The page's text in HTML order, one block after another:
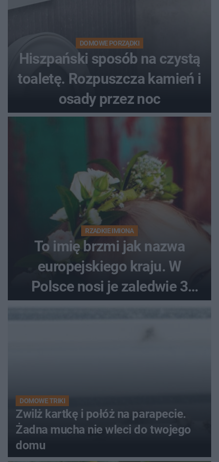
DOMOWE PORZĄDKI
Hiszpański sposób na czystą
toaletę. Rozpuszcza kamień i
osady przez noc
RZADKIE IMIONA
To imię brzmi jak nazwa
europejskiego kraju. W
Polsce nosi je zaledwie 3
DOMOWE TRIKI
Zwilż kartkę i połóż na parapecie.
Żadna mucha nie wleci do twojego
domu